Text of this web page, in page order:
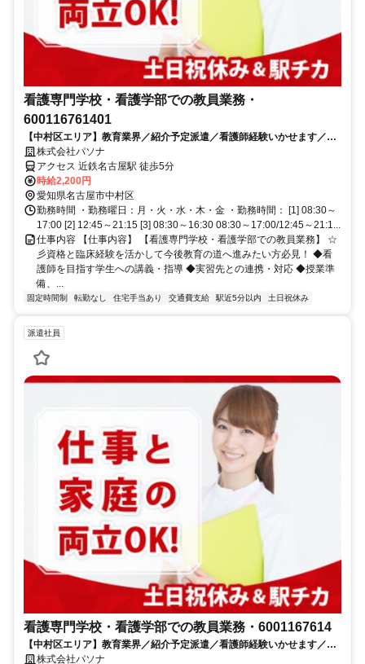
看護専門学校・看護学部での教員業務・
600116761401
【中村区エリア】教育業界／紹介予定派遣／看護師経験いかせます／2
名募集のお仕事です
株式会社パソナ
アクセス 近鉄名古屋駅 徒歩5分
時給2,200円
愛知県名古屋市中村区
勤務時間 ・勤務曜日：月・火・水・木・金 ・勤務時間： [1] 08:30～
17:00 [2] 12:45～21:15 [3] 08:30～16:30 08:30～17:00/12:45～21:1...
仕事内容 【仕事内容】 【看護専門学校・看護学部での教員業務】 ☆
彡資格と臨床経験を活かして今後教育の道へ進みたい方必見！ ◆看
護師を目指す学生への講義・指導 ◆実習先との連携・対応 ◆授業準
備、...
固定時間制 転勤なし 住宅手当あり 交通費支給 駅近5分以内 土日祝休み
派遣社員
看護専門学校・看護学部での教員業務・6001167614
【中村区エリア】教育業界／紹介予定派遣／看護師経験いかせます／2
名募集のお仕事です
株式会社パソナ